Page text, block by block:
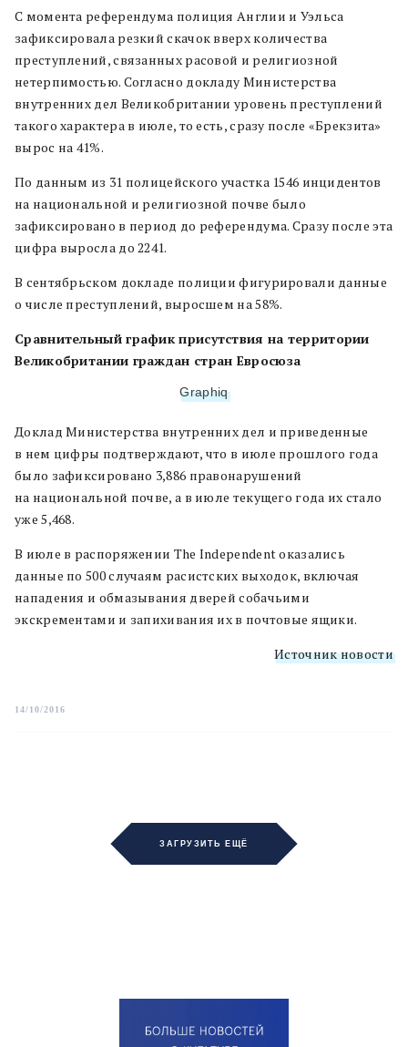
С момента референдума полиция Англии и Уэльса
зафиксировала резкий скачок вверх количества
преступлений, связанных расовой и религиозной
нетерпимостью. Согласно докладу Министерства
внутренних дел Великобритании уровень преступлений
такого характера в июле, то есть, сразу после «Брекзита»
вырос на 41%.
По данным из 31 полицейского участка 1546 инцидентов
на национальной и религиозной почве было
зафиксировано в период до референдума. Сразу после эта
цифра выросла до 2241.
В сентябрьском докладе полиции фигурировали данные
о числе преступлений, выросшем на 58%.
Сравнительный график присутствия на территории
Великобритании граждан стран Евросюза
Graphiq
Доклад Министерства внутренних дел и приведенные
в нем цифры подтверждают, что в июле прошлого года
было зафиксировано 3,886 правонарушений
на национальной почве, а в июле текущего года их стало
уже 5,468.
В июле в распоряжении The Independent оказались
данные по 500 случаям расистских выходок, включая
нападения и обмазывания дверей собачьими
экскрементами и запихивания их в почтовые ящики.
Источник новости
14/10/2016
ЗАГРУЗИТЬ ЕЩЁ